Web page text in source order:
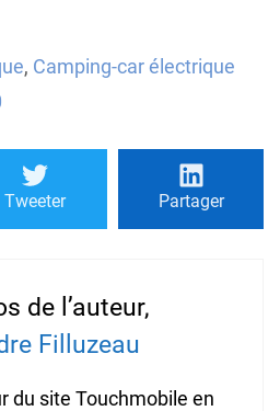
, Camping-car électrique
Tweeter Partager
de l’auteur,
Filluzeau
du site Touchmobile en